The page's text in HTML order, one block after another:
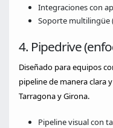
Integraciones con
Soporte multilingüe
4. Pipedrive
Diseñado para equipos
pipeline de manera clara
Tarragona y Girona.
Pipeline visual con